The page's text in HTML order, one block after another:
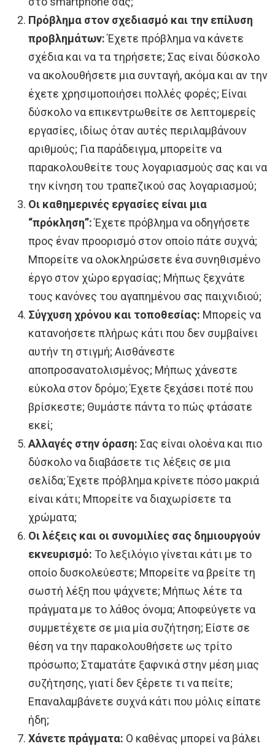
Πρόβλημα στον σχεδιασμό και την επίλυση
προβλημάτων:Έχετε πρόβλημα να κάνετε
σχέδια και να τα τηρήσετε; Σας είναι δύσκολο
να ακολουθήσετε μια συνταγή, ακόμα και αν την
έχετε χρησιμοποιήσει πολλές φορές; Είναι
δύσκολο να επικεντρωθείτε σε λεπτομερείς
εργασίες, ιδίως όταν αυτές περιλαμβάνουν
αριθμούς; Για παράδειγμα, μπορείτε να
παρακολουθείτε τους λογαριασμούς σας και να
την κίνηση του τραπεζικού σας λογαριασμού;
Οι καθημερινές εργασίες είναι μια
“πρόκληση”:Έχετε πρόβλημα να οδηγήσετε
προς έναν προορισμό στον οποίο πάτε συχνά;
Μπορείτε να ολοκληρώσετε ένα συνηθισμένο
έργο στον χώρο εργασίας; Μήπως ξεχνάτε
τους κανόνες του αγαπημένου σας παιχνιδιού;
Σύγχυση χρόνου και τοποθεσίας: Μπορείς να
κατανοήσετε πλήρως κάτι που δεν συμβαίνει
αυτήν τη στιγμή; Αισθάνεστε
αποπροσανατολισμένος; Μήπως χάνεστε
εύκολα στον δρόμο; Έχετε ξεχάσει ποτέ που
βρίσκεστε; Θυμάστε πάντα το πώς φτάσατε
εκεί;
Αλλαγές στην όραση: Σας είναι ολοένα και πιο
δύσκολο να διαβάσετε τις λέξεις σε μια
σελίδα; Έχετε πρόβλημα κρίνετε πόσο μακριά
είναι κάτι; Μπορείτε να διαχωρίσετε τα
χρώματα;
Οι λέξεις και οι συνομιλίες σας δημιουργούν
εκνευρισμό: Το λεξιλόγιο γίνεται κάτι με το
οποίο δυσκολεύεστε; Μπορείτε να βρείτε τη
σωστή λέξη που ψάχνετε; Μήπως λέτε τα
πράγματα με το λάθος όνομα; Αποφεύγετε να
συμμετέχετε σε μια μία συζήτηση; Είστε σε
θέση να την παρακολουθήσετε ως τρίτο
πρόσωπο; Σταματάτε ξαφνικά στην μέση μιας
συζήτησης, γιατί δεν ξέρετε τι να πείτε;
Επαναλαμβάνετε συχνά κάτι που μόλις είπατε
ήδη;
Χάνετε πράγματα: Ο καθένας μπορεί να βάλει